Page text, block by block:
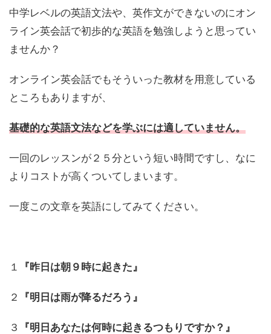
中学レベルの英語文法や、英作文ができないのにオン
ライン英会話で初歩的な英語を勉強しようと思ってい
ませんか？
オンライン英会話でもそういった教材を用意している
ところもありますが、
基礎的な英語文法などを学ぶには適していません。
一回のレッスンが２５分という短い時間ですし、なに
よりコストが高くついてしまいます。
一度この文章を英語にしてみてください。
１ 『昨日は朝９時に起きた』
２ 『明日は雨が降るだろう』
３ 『明日あなたは何時に起きるつもりですか？』